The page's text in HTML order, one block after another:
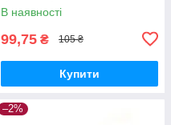
В наявності
99,75 ₴ 105 ₴
Купити
–2%